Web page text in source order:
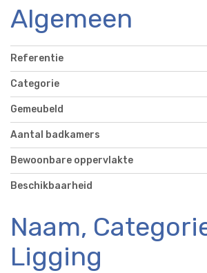
Algemeen
Referentie
Categorie
Gemeubeld
Aantal badkamers
Bewoonbare oppervlakte
Beschikbaarheid
Naam,
Ligging